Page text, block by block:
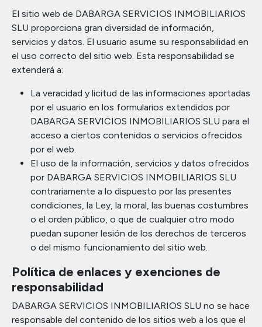
El sitio web de DABARGA SERVICIOS INMOBILIARIOS
SLU proporciona gran diversidad de información,
servicios y datos. El usuario asume su responsabilidad en
el uso correcto del sitio web. Esta responsabilidad se
extenderá a:
La veracidad y licitud de las informaciones aportadas
por el usuario en los formularios extendidos por
DABARGA SERVICIOS INMOBILIARIOS SLU para el
acceso a ciertos contenidos o servicios ofrecidos
por el web.
El uso de la información, servicios y datos ofrecidos
por DABARGA SERVICIOS INMOBILIARIOS SLU
contrariamente a lo dispuesto por las presentes
condiciones, la Ley, la moral, las buenas costumbres
o el orden público, o que de cualquier otro modo
puedan suponer lesión de los derechos de terceros
o del mismo funcionamiento del sitio web.
Política de enlaces y exenciones de
responsabilidad
DABARGA SERVICIOS INMOBILIARIOS SLU no se hace
responsable del contenido de los sitios web a los que el